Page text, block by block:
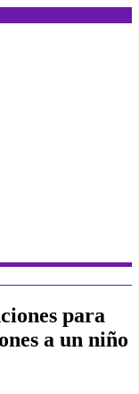
para
a un niño